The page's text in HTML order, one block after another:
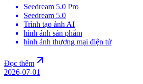
Seedream 5.0 Pro
Seedream 5.0
Trình tạo ảnh AI
hình ảnh sản phẩm
hình ảnh thương mại điện tử
Đọc thêm
2026-07-01